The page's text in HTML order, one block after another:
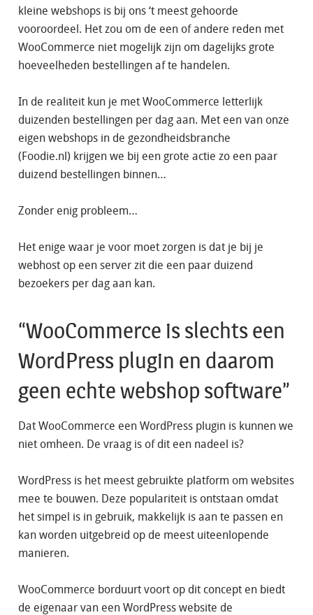
kleine webshops is bij ons ‘t meest gehoorde
vooroordeel. Het zou om de een of andere reden met
WooCommerce niet mogelijk zijn om dagelijks grote
hoeveelheden bestellingen af te handelen.
In de realiteit kun je met WooCommerce letterlijk
duizenden bestellingen per dag aan. Met een van onze
eigen webshops in de gezondheidsbranche
(Foodie.nl) krijgen we bij een grote actie zo een paar
duizend bestellingen binnen…
Zonder enig probleem…
Het enige waar je voor moet zorgen is dat je bij je
webhost op een server zit die een paar duizend
bezoekers per dag aan kan.
“WooCommerce is slechts een
WordPress plugin en daarom
geen echte webshop software”
Dat WooCommerce een WordPress plugin is kunnen we
niet omheen. De vraag is of dit een nadeel is?
WordPress is het meest gebruikte platform om websites
mee te bouwen. Deze populariteit is ontstaan omdat
het simpel is in gebruik, makkelijk is aan te passen en
kan worden uitgebreid op de meest uiteenlopende
manieren.
WooCommerce borduurt voort op dit concept en biedt
de eigenaar van een WordPress website de